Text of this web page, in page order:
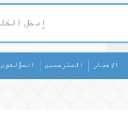
المؤلفون المترجمين الاخبار